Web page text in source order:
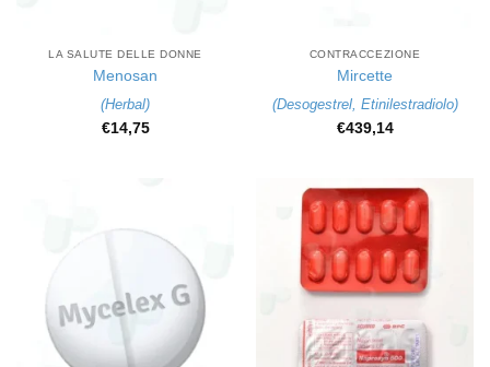
LA SALUTE DELLE DONNE
Menosan
(Herbal)
€14,75
CONTRACCEZIONE
Mircette
(Desogestrel, Etinilestradiolo)
€439,14